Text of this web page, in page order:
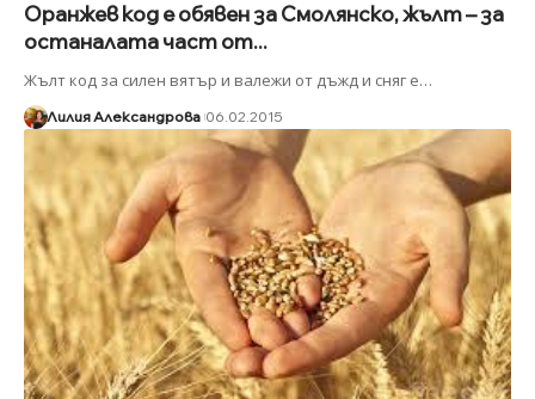
Оранжев код е обявен за Смолянско, жълт – за
останалата част от...
Жълт код за силен вятър и валежи от дъжд и сняг е…
Лилия Александрова 06.02.2015